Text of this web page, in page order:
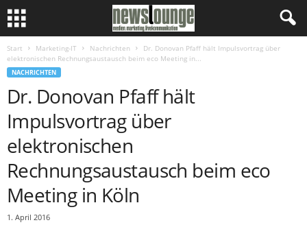
Start Marketing-IT Nachrichten
Dr. Donovan Pfaff hält Impulsvortrag über
elektronischen Rechnungsaustausch beim eco Meeting in...
NACHRICHTEN
Dr. Donovan Pfaff hält
Impulsvortrag über
elektronischen
Rechnungsaustausch beim eco
Meeting in Köln
1. April 2016